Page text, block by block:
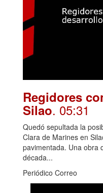
Regidores
Silao. 05:31
Quedó sepultada la
Clara de Marines en
pavimentada. Una obra
década...
Periódico Correo